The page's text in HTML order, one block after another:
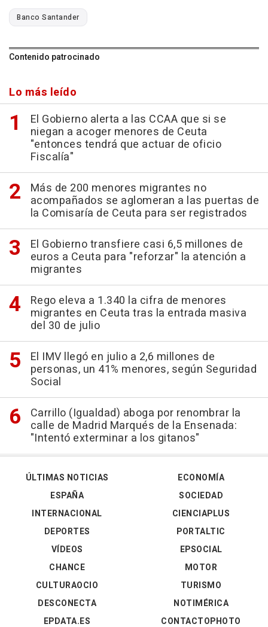
Banco Santander
Contenido patrocinado
Lo más leído
El Gobierno alerta a las CCAA que si se
niegan a acoger menores de Ceuta
"entonces tendrá que actuar de oficio
Fiscalía"
Más de 200 menores migrantes no
acompañados se aglomeran a las puertas de
la Comisaría de Ceuta para ser registrados
El Gobierno transfiere casi 6,5 millones de
euros a Ceuta para "reforzar" la atención a
migrantes
Rego eleva a 1.340 la cifra de menores
migrantes en Ceuta tras la entrada masiva
del 30 de julio
El IMV llegó en julio a 2,6 millones de
personas, un 41% menores, según Seguridad
Social
Carrillo (Igualdad) aboga por renombrar la
calle de Madrid Marqués de la Ensenada:
"Intentó exterminar a los gitanos"
ÚLTIMAS NOTICIAS
ESPAÑA
INTERNACIONAL
DEPORTES
VÍDEOS
ECONOMÍA
SOCIEDAD
CIENCIAPLUS
PORTALTIC
EPSOCIAL
CHANCE
CULTURAOCIO
DESCONECTA
EPDATA.ES
MOTOR
TURISMO
NOTIMÉRICA
CONTACTOPHOTO